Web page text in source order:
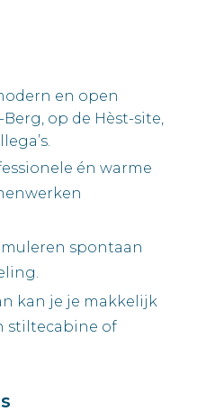
en open
op de Hèst-site,
én warme
spontaan
kan je je makkelijk
stiltecabine of